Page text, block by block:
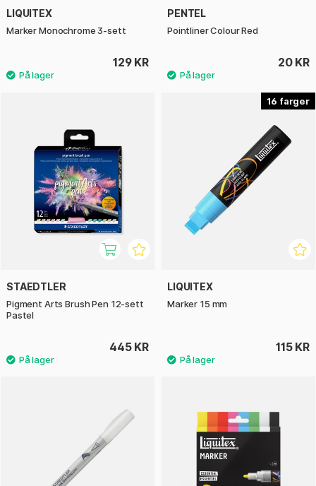
LIQUITEX
Marker Monochrome 3-sett
129 KR
PENTEL
Pointliner Colour Red
20 KR
STAEDTLER
Pigment Arts Brush Pen 12-sett
Pastel
445 KR
16
LIQUITEX
Marker 15 mm
115 KR